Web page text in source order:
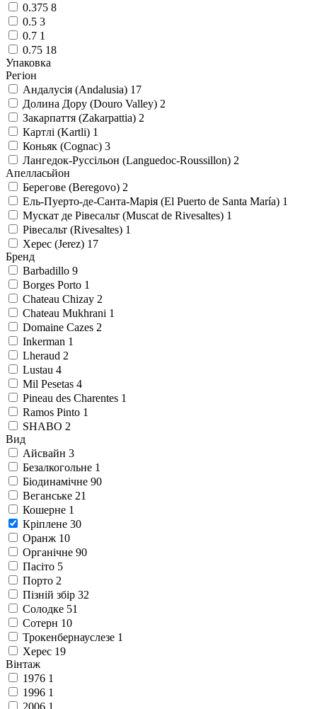
0.375 8
0.5 3
0.7 1
0.75 18
Упаковка
Регіон
Андалусія (Andalusia) 17
Долина Дору (Douro Valley) 2
Закарпаття (Zakarpattia) 2
Картлі (Kartli) 1
Коньяк (Cognac) 3
Лангедок-Русcільон (Languedoc-Roussillon) 2
Апелласьйон
Берегове (Beregovo) 2
Ель-Пуерто-де-Санта-Марія (El Puerto de Santa María) 1
Мускат де Рівесальт (Muscat de Rivesaltes) 1
Рівесальт (Rivesaltes) 1
Херес (Jerez) 17
Бренд
Barbadillo 9
Borges Porto 1
Chateau Chizay 2
Chateau Mukhrani 1
Domaine Cazes 2
Inkerman 1
Lheraud 2
Lustau 4
Mil Pesetas 4
Pineau des Charentes 1
Ramos Pinto 1
SHABO 2
Вид
Айсвайн 3
Безалкогольне 1
Біодинамічне 90
Веганське 21
Кошерне 1
Кріплене 30
Оранж 10
Органічне 90
Пасіто 5
Порто 2
Пізній збір 32
Солодке 51
Сотерн 10
Трокенбернауслезе 1
Херес 19
Вінтаж
1976 1
1996 1
2006 1